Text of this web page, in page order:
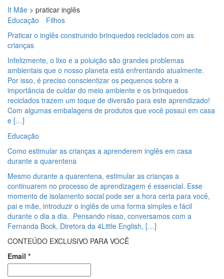
It Mãe > praticar inglês
Educação
Filhos
Praticar o inglês construindo brinquedos reciclados com as
crianças
Infelizmente, o lixo e a poluição são grandes problemas
ambientais que o nosso planeta está enfrentando atualmente.
Por isso, é preciso conscientizar os pequenos sobre a
importância de cuidar do meio ambiente e os brinquedos
reciclados trazem um toque de diversão para este aprendizado!
Com algumas embalagens de produtos que você possui em casa
e […]
Educação
Como estimular as crianças a aprenderem inglês em casa
durante a quarentena
Mesmo durante a quarentena, estimular as crianças a
continuarem no processo de aprendizagem é essencial. Esse
momento de isolamento social pode ser a hora certa para você,
pai e mãe, introduzir o inglês de uma forma simples e fácil
durante o dia a dia. Pensando nisso, conversamos com a
Fernanda Bock, Diretora da 4Little English, […]
CONTEÚDO EXCLUSIVO PARA VOCÊ
Email *